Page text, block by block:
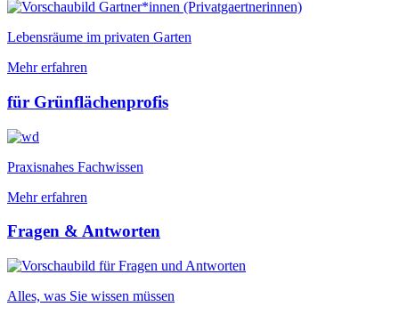
Lebensräume im privaten Garten
Mehr erfahren
für Grünflächenprofis
Praxisnahes Fachwissen
Mehr erfahren
Fragen & Antworten
Alles, was Sie wissen müssen